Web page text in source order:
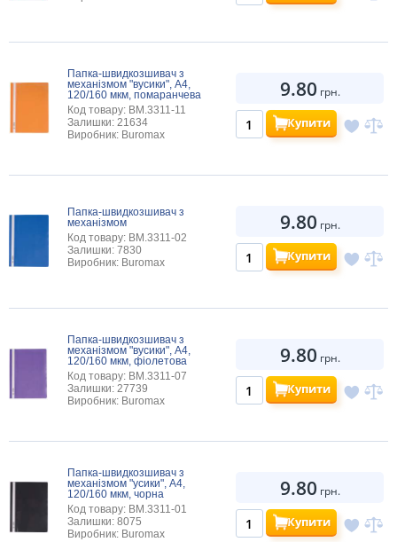
Папка-швидкозшивач з
механізмом "вусики", А4,
120/160 мкм, помаранчева
Код товару: BM.3311-11
Залишки: 21634
Виробник: Buromax
9.80 грн.
Купити
Папка-швидкозшивач з
механізмом
Код товару: BM.3311-02
Залишки: 7830
Виробник: Buromax
9.80 грн.
Купити
Папка-швидкозшивач з
механізмом "вусики", А4,
120/160 мкм, фіолетова
Код товару: BM.3311-07
Залишки: 27739
Виробник: Buromax
9.80 грн.
Купити
Папка-швидкозшивач з
механізмом "усики", А4,
120/160 мкм, чорна
Код товару: BM.3311-01
Залишки: 8075
Виробник: Buromax
9.80 грн.
Купити